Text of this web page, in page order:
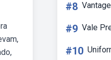
#8
#9 Vale
#10